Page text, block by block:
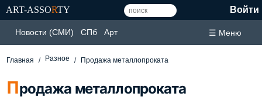
ART-ASSORTY Войти
Новости (СМИ) СПб Арт ☰ Меню
Главная Разное Продажа металлопроката
Продажа металлопроката